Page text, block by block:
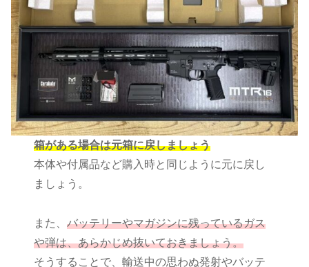
箱がある場合は元箱に戻しましょう
本体や付属品など購入時と同じように元に戻し
ましょう。
また、バッテリーやマガジンに残っているガス
や弾は、あらかじめ抜いておきましょう。
そうすることで、輸送中の思わぬ発射やバッテ